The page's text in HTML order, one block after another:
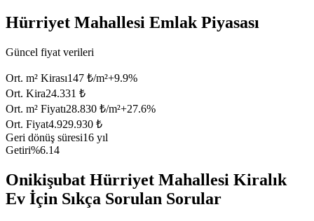
Hürriyet Mahallesi Emlak Piyasası
Güncel fiyat verileri
Ort. m² Kirası147 ₺/m²+9.9%
Ort. Kira24.331 ₺
Ort. m² Fiyatı28.830 ₺/m²+27.6%
Ort. Fiyat4.929.930 ₺
Geri dönüş süresi16 yıl
Getiri%6.14
Onikişubat Hürriyet Mahallesi Kiralık
Ev İçin Sıkça Sorulan Sorular